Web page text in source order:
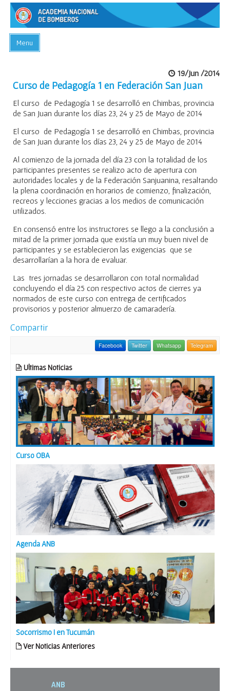
Menu
ACADEMIA
PREGUNTAS FRECUENTES
BIBLIOTECA
EVENTOS
19/Jun /2014
Curso de Pedagogía 1 en Federación San Juan
El curso de Pedagogía 1 se desarrolló en Chimbas, provincia
de San Juan durante los días 23, 24 y 25 de Mayo de 2014
El curso de Pedagogía 1 se desarrolló en Chimbas, provincia
de San Juan durante los días 23, 24 y 25 de Mayo de 2014
Al comienzo de la jornada del día 23 con la totalidad de los
participantes presentes se realizo acto de apertura con
autoridades locales y de la Federación Sanjuanina, resaltando
la plena coordinación en horarios de comienzo, finalización,
recreos y lecciones gracias a los medios de comunicación
utilizados.
En consensó entre los instructores se llego a la conclusión a
mitad de la primer jornada que existía un muy buen nivel de
participantes y se establecieron las exigencias que se
desarrollarían a la hora de evaluar.
Las tres jornadas se desarrollaron con total normalidad
concluyendo el día 25 con respectivo actos de cierres ya
normados de este curso con entrega de certificados
provisorios y posterior almuerzo de camaradería.
Compartir
Facebook Twitter Whatsapp Telegram
Ultimas Noticias
Curso OBA
Agenda ANB
Socorrismo I en Tucumán
Ver Noticias Anteriores
ANB